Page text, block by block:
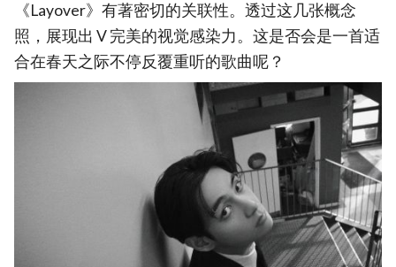
《Layover》有著密切的关联性。透过这几张概念
照，展现出 V 完美的视觉感染力。这是否会是一首适
合在春天之际不停反覆重听的歌曲呢？